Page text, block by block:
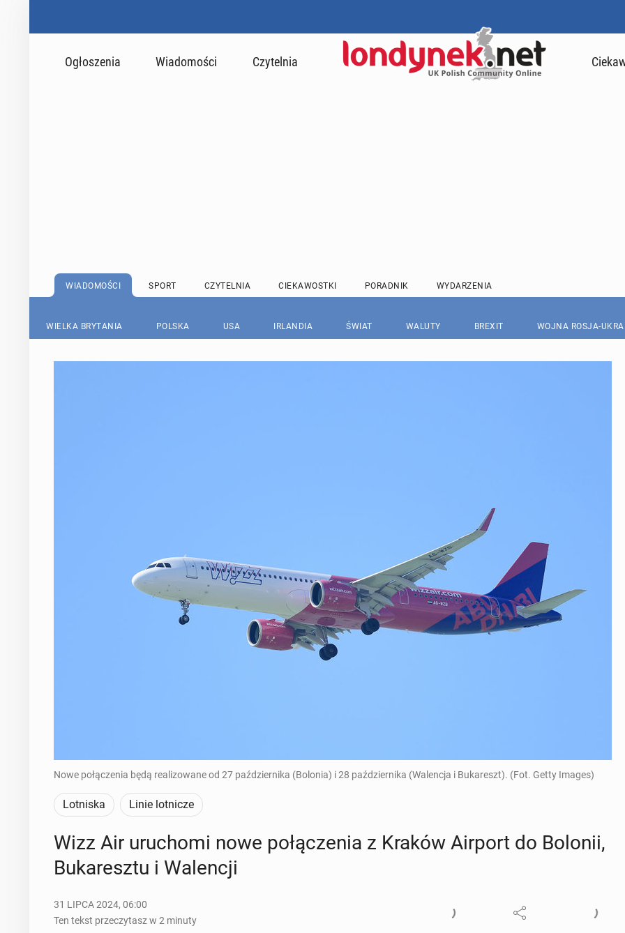
Ogłoszenia Wiadomości Czytelnia
WIADOMOŚCI SPORT CZYTELNIA CIEKAWOSTKI PORADNIK WYDARZENIA
WIELKA BRYTANIA POLSKA USA IRLANDIA ŚWIAT WALUTY BREXIT WOJNA ROSJA-
Nowe połączenia będą realizowane od 27 października (Bolonia) i 28 października (Walencja i Bukareszt). (Fot. Getty Images)
Lotniska Linie lotnicze
Wizz Air uru­cho­mi nowe po­łą­cze­nia z Kraków Airport do Bolonii,
Bu­ka­resz­tu i Wa­len­cji
31 LIPCA 2024, 06:00
Ten tekst przeczytasz w 2 minuty